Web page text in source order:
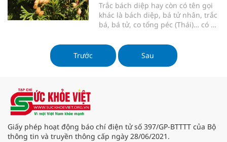
Trắc bách diệp hay còn có tên gọi
khác là bách diệp, bá tử nhân, trắc
bá, bá tử, co tổng péc (Thái)… có vị
cảnh đẹp nhưng cũng có rất nhiều
công dụng trong chữa bệnh. Trong
Y học cổ truyền, trắc bách diệp là
Trước Sau
Giấy phép hoạt động báo chí điện tử số 397/GP-BTTTT của Bộ
thông tin và truyền thông cấp ngày 28/06/2021.